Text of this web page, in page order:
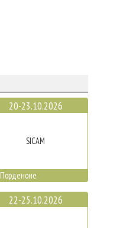
20-23.10.2026
SICAM
Порденоне
22-25.10.2026